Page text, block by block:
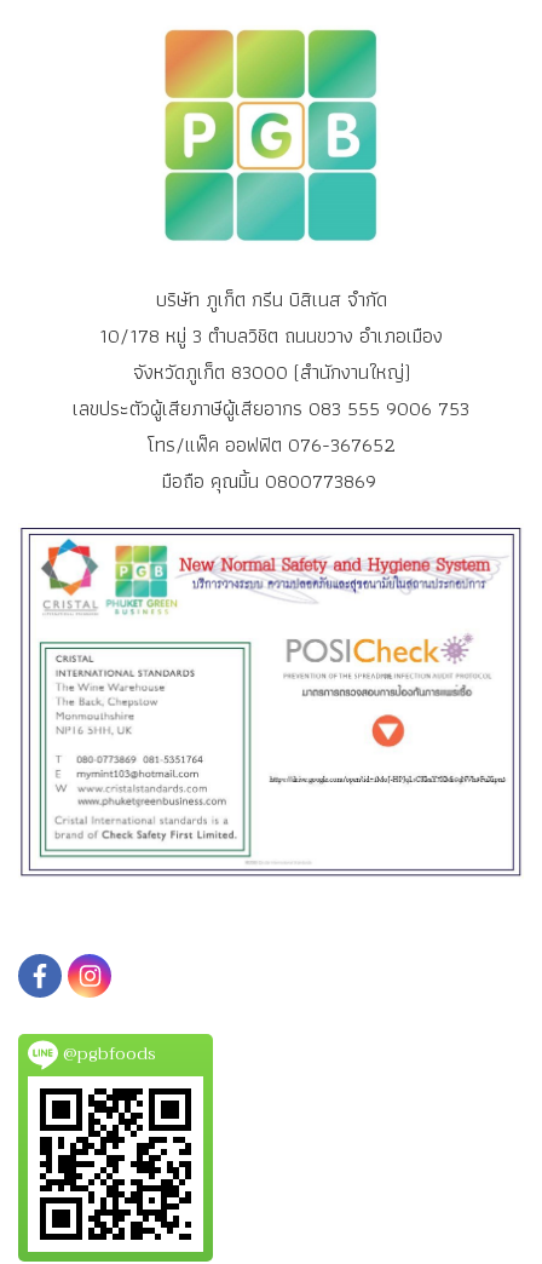
บริษัท ภูเก็ต กรีน บิสิเนส จำกัด
10/178 หมู่ 3 ตำบลวิชิต ถนนขวาง อำเภอเมือง
จังหวัดภูเก็ต 83000 (สำนักงานใหญ่)
เลขประตัวผู้เสียภาษีผู้เสียอากร 083 555 9006 753
โทร/แฟ็ค ออฟฟิต 076-367652
มือถือ คุณมิ้น 0800773869
@pgbfoods